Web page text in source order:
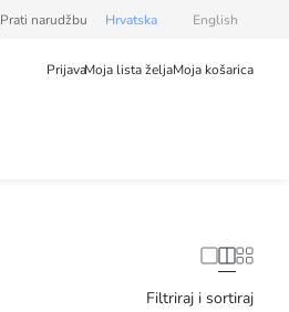
Prati narudžbu Hrvatska English
PrijavaMoja lista željaMoja košarica
Filtriraj i sortiraj